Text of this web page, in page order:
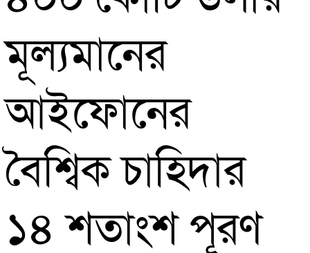
মূল্যমানের
আইফোনের
বৈশ্বিক চাহিদার
১৪ শতাংশ পূরণ